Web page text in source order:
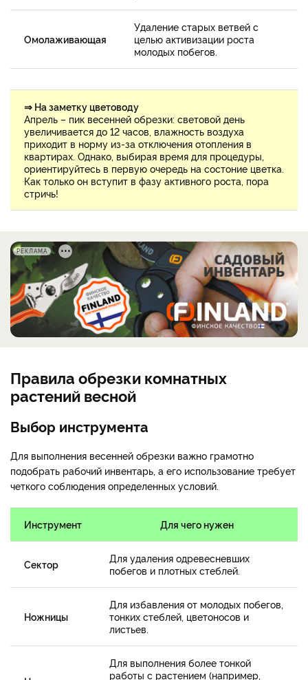
Омолаживающая
Удаление старых ветвей с
целью активизации роста
молодых побегов.
⇒ На заметку цветоводу
Апрель – пик весенней обрезки: световой день
увеличивается до 12 часов, влажность воздуха
приходит в норму из-за отключения отопления в
квартирах. Однако, выбирая время для процедуры,
ориентируйтесь в первую очередь на состоние цветка.
Как только он вступит в фазу активного роста, пора
стричь!
РЕКЛАМА
Правила обрезки комнатных
растений весной
Выбор инструмента
Для выполнения весенней обрезки важно грамотно
подобрать рабочий инвентарь, а его использование требует
четкого соблюдения определенных условий.
Инструмент Для чего нужен
Сектор
Для удаления одревесневших
побегов и плотных стеблей.
Ножницы
Для избавления от молодых побегов,
тонких стеблей, цветоносов и
листьев.
Для выполнения более тонкой
работы с растением (например,